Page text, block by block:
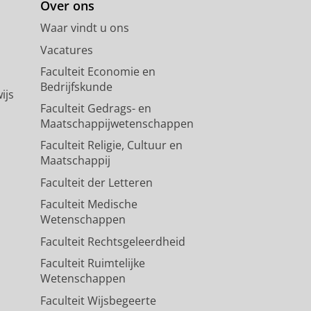
Over ons
Waar vindt u ons
Vacatures
Faculteit Economie en
Bedrijfskunde
Faculteit Gedrags- en
Maatschappijwetenschappen
Faculteit Religie, Cultuur en
Maatschappij
Faculteit der Letteren
Faculteit Medische
Wetenschappen
Faculteit Rechtsgeleerdheid
Faculteit Ruimtelijke
Wetenschappen
Faculteit Wijsbegeerte